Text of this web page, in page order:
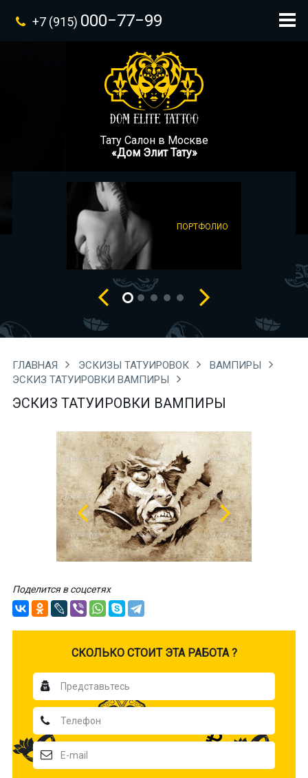
+7 (915) 000−77−99
Тату Салон в Москве
«Дом Элит Тату»
ПОРТФОЛИО
ГЛАВНАЯ ЭСКИЗЫ ТАТУИРОВОК
ВАМПИРЫ
ЭСКИЗ ТАТУИРОВКИ ВАМПИРЫ
ЭСКИЗ ТАТУИРОВКИ ВАМПИРЫ
Поделится в соцсетях
CКОЛЬКО СТОИТ ЭТА РАБОТА ?